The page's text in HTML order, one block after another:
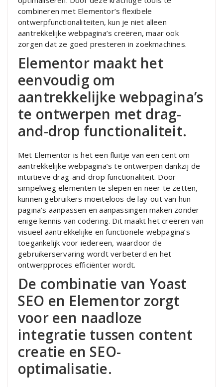
combineren met Elementor’s flexibele
ontwerpfunctionaliteiten, kun je niet alleen
aantrekkelijke webpagina’s creëren, maar ook
zorgen dat ze goed presteren in zoekmachines.
Elementor maakt het
eenvoudig om
aantrekkelijke webpagina’s
te ontwerpen met drag-
and-drop functionaliteit.
Met Elementor is het een fluitje van een cent om
aantrekkelijke webpagina’s te ontwerpen dankzij de
intuïtieve drag-and-drop functionaliteit. Door
simpelweg elementen te slepen en neer te zetten,
kunnen gebruikers moeiteloos de lay-out van hun
pagina’s aanpassen en aanpassingen maken zonder
enige kennis van codering. Dit maakt het creëren van
visueel aantrekkelijke en functionele webpagina’s
toegankelijk voor iedereen, waardoor de
gebruikerservaring wordt verbeterd en het
ontwerpproces efficiënter wordt.
De combinatie van Yoast
SEO en Elementor zorgt
voor een naadloze
integratie tussen content
creatie en SEO-
optimalisatie.